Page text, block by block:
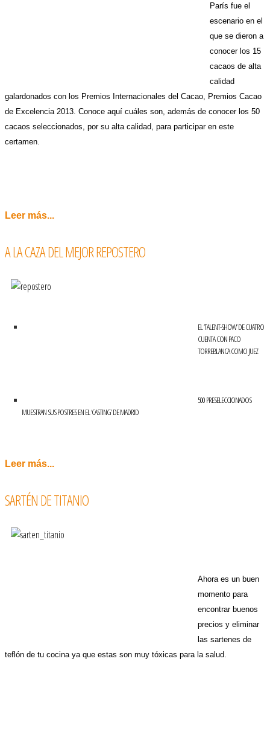
París fue el
escenario en el
que se dieron a
conocer los 15
cacaos de alta
calidad
galardonados con los Premios Internacionales del Cacao, Premios Cacao
de Excelencia 2013. Conoce aquí cuáles son, además de conocer los 50
cacaos seleccionados, por su alta calidad, para participar en este
certamen.
Leer más...
A LA CAZA DEL MEJOR REPOSTERO
EL ‘TALENT-SHOW’ DE CUATRO
CUENTA CON PACO
TORREBLANCA COMO JUEZ
500 PRESELECCIONADOS
MUESTRAN SUS POSTRES EN EL ‘CASTING’ DE MADRID
Leer más...
SARTÉN DE TITANIO
Ahora es un buen
momento para
encontrar buenos
precios y eliminar
las sartenes de
teflón de tu cocina ya que estas son muy tóxicas para la salud.